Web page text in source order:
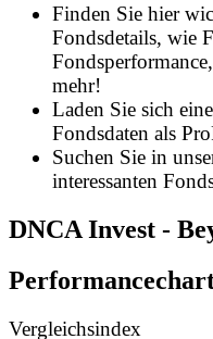
Finden Sie hier
Fondsdetails, wie
mehr!
Laden Sie sich
Fondsdaten als
Suchen Sie in
interessanten
DNCA Invest -
Vergleichsindex